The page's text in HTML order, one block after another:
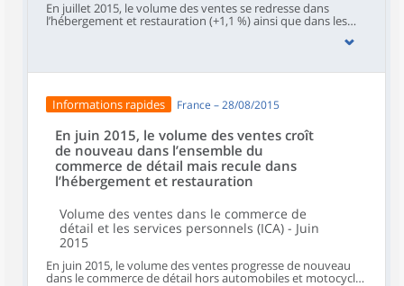
En juillet 2015, le volume des ventes se redresse dans
l’hébergement et restauration (+1,1 %) ainsi que dans les
services aux ménages (+0,4 %). Il est quasi stable dans
Informations rapides France – 28/08/2015
En juin 2015, le volume des ventes croît
de nouveau dans l’ensemble du
commerce de détail mais recule dans
l’hébergement et restauration
Volume des ventes dans le commerce de
détail et les services personnels (ICA) - Juin
2015
En juin 2015, le volume des ventes progresse de nouveau
dans le commerce de détail hors automobiles et motocycles